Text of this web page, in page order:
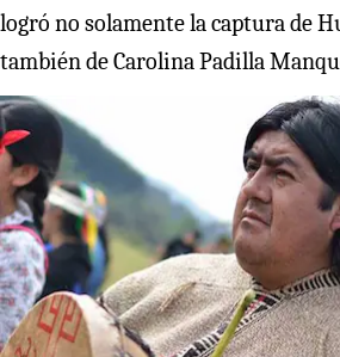
logró no solamente la captura de
también de Carolina Padilla